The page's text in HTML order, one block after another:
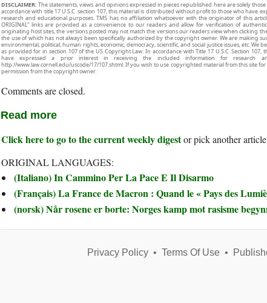
DISCLAIMER: The statements, views and opinions expressed in pieces republished here are solely
accordance with title 17 U.S.C. section 107, this material is distributed without profit to those who have
research and educational purposes. TMS has no affiliation whatsoever with the originator of this
ORIGINAL” links are provided as a convenience to our readers and allow for verification of
originating host sites, the versions posted may not match the versions our readers view when clicking
the use of which has not always been specifically authorized by the copyright owner. We are making
environmental, political, human rights, economic, democracy, scientific, and social justice issues, etc. We
as provided for in section 107 of the US Copyright Law. In accordance with Title 17 U.S.C. Section
have expressed a prior interest in receiving the included information for research
http://www.law.cornell.edu/uscode/17/107.shtml. If you wish to use copyrighted material from this site
permission from the copyright owner.
Comments are closed.
Read more
Click here to go to the current weekly digestor pick another
ORIGINAL LANGUAGES:
(Italiano) In Cammino Per La Pace E Il Disarmo
(Français) La France de Macron : Quand le « Pays des
(norsk) Når rosene er borte: Norges kamp mot rasisme
Privacy Policy• Terms Of Use•